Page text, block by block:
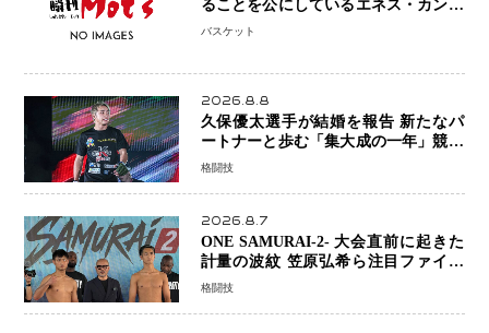
ることを公にしているエネス・カンタ
ーがWNBAドラフト参戦を表明「参加
バスケット
2026.8.8
久保優太選手が結婚を報告 新たなパ
ートナーと歩む「集大成の一年」競技
生活を支える存在に感謝
格闘技
2026.8.7
ONE SAMURAI-2- 大会直前に起きた
計量の波紋 笠原弘希ら注目ファイタ
ーは契約体重で決戦へ、山本歩夢と平
格闘技